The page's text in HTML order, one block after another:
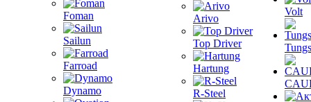
Foman
Sailun
Farroad
Dynamo
Arivo
Top Driver
Hartung
R-Steel
Volt